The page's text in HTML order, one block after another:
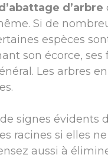
d’arbre
Si de
espèces
son écorce, ses
Les arbres
signes évidents
racines si elles
aussi à